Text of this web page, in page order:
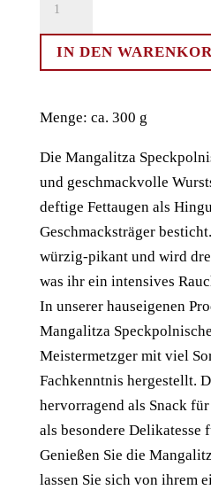
Menge
IN DEN
Menge: ca. 300 g
Die Mangalitza
und geschmackvolle
deftige Fettaugen als
Geschmacksträger
würzig-pikant und wird
was ihr ein intensives
In unserer hauseigenen
Mangalitza
Meistermetzger mit viel
Fachkenntnis hergestellt.
hervorragend als Snack
als besondere Delikatesse
Genießen Sie die
lassen Sie sich von ihrem